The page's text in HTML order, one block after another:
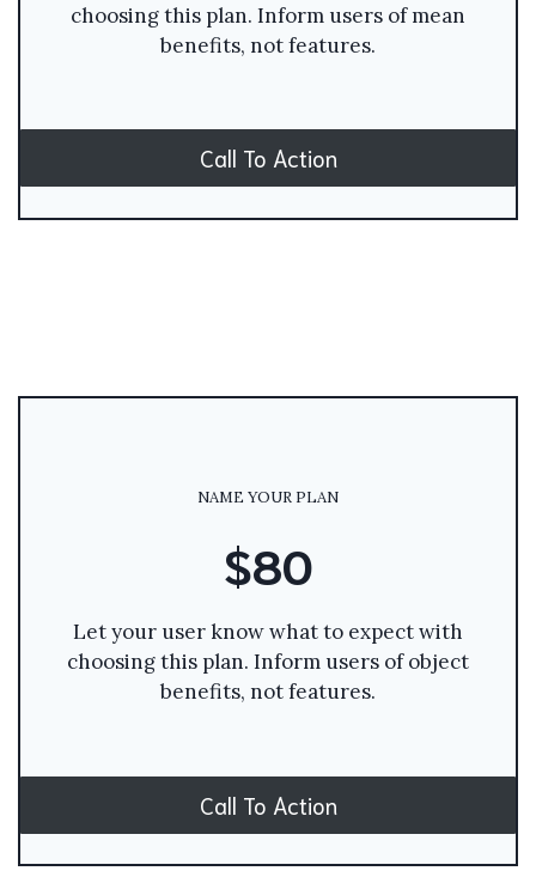
choosing this plan. Inform users of mean
benefits, not features.
Call To Action
NAME YOUR PLAN
$80
Let your user know what to expect with
choosing this plan. Inform users of object
benefits, not features.
Call To Action